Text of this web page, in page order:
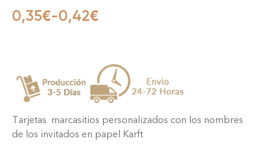
0,35€-0,42€
Tarjetas marcasitios personalizados con los nombres
de los invitados en papel Karft